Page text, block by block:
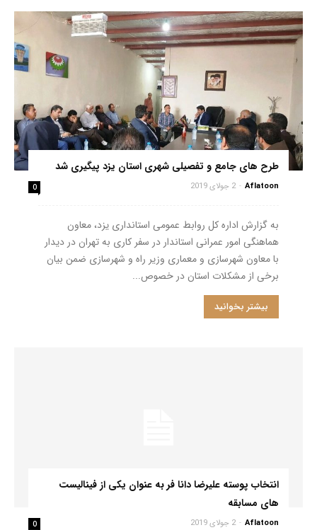
طرح های جامع و تفصیلی شهری استان یزد پیگیری شد
Aflatoon
- 2 جولای 2019 0
به گزارش اداره کل روابط عمومی استانداری یزد، معاون
هماهنگی امور عمرانی استاندار ‌در سفر کاری به تهران در دیدار
با معاون شهرسازی و معماری وزیر راه و شهرسازی ضمن بیان
برخی از مشکلات استان در خصوص...
بیشتر بخوانید
انتخاب پوسته علیرضا دانا فر به عنوان یکی از فینالیست
های مسابقه
Aflatoon
- 2 جولای 2019 0